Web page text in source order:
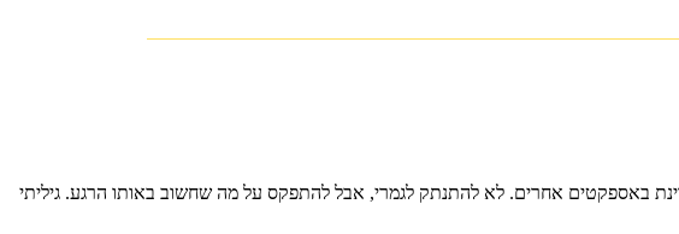
באספקטים אחרים. לא להתנתק לגמרי, אבל להתפקס על מה שחשוב באותו הרגע. גיליתי